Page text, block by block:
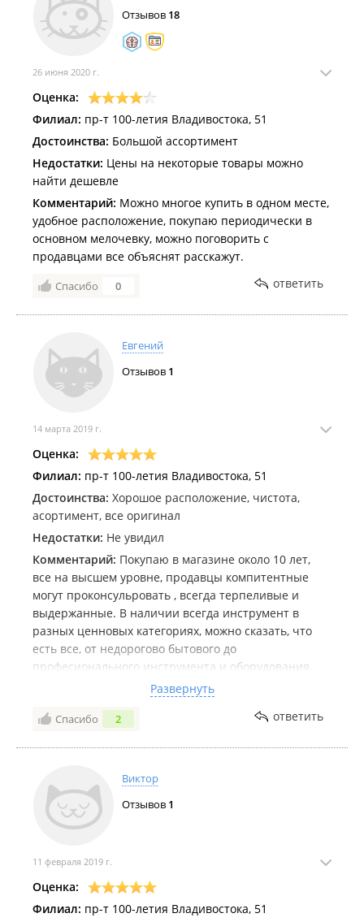
товар, ведь он из старого закупка, ответ был очень
интересен цитирую"И чё" такое ощущение что
только что кепку снял с корточек привстал и семки
выплюнул. Дальше тоже ответы были какие-то
грубоватые через губу. Очень не понравилось. Я
считаю так если у тебя не в порядке с нервами бери
отгул и сиди дома.
Отзывов 18
26 июня 2020 г.
Оценка:
Филиал: пр-т 100-летия Владивостока, 51
Достоинства: Большой ассортимент
Недостатки: Цены на некоторые товары можно
найти дешевле
Комментарий: Можно многое купить в одном месте,
удобное расположение, покупаю периодически в
основном мелочевку, можно поговорить с
продавцами все объяснят расскажут.
Спасибо 0 ответить
Евгений
Отзывов 1
14 марта 2019 г.
Оценка:
Филиал: пр-т 100-летия Владивостока, 51
Достоинства: Хорошое расположение, чистота,
асортимент, все оригинал
Недостатки: Не увидил
Комментарий: Покупаю в магазине около 10 лет,
все на высшем уровне, продавцы компитентные
могут проконсульровать , всегда терпеливые и
выдержанные. В наличии всегда инструмент в
разных ценновых категориях, можно сказать, что
есть все, от недорогово бытового до
професионального инструмента и оборудования.
Продавцы всегда с пониманием подходят к
потребности и назначению требуемого товара, еще
ни разу ни чего не навязали ненужного. Я всегда
Развернуть
Спасибо 2 ответить
Виктор
Отзывов 1
11 февраля 2019 г.
Оценка:
Филиал: пр-т 100-летия Владивостока, 51